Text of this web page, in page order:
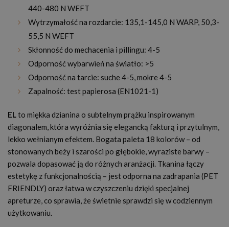
440-480 N WEFT
Wytrzymałość na rozdarcie: 135,1-145,0 N WARP, 50,3-
55,5 N WEFT
Skłonność do mechacenia i pillingu: 4-5
Odporność wybarwień na światło: >5
Odporność na tarcie: suche 4-5, mokre 4-5
Zapalność: test papierosa (EN1021-1)
ELto miękka dzianina o subtelnym prążku inspirowanym
diagonalem, która wyróżnia się elegancką fakturą i przytulnym,
lekko wełnianym efektem. Bogata paleta 18 kolorów – od
stonowanych beży i szarości po głębokie, wyraziste barwy –
pozwala dopasować ją do różnych aranżacji. Tkanina łączy
estetykę z funkcjonalnością – jest odporna na zadrapania (PET
FRIENDLY) oraz łatwa w czyszczeniu dzięki specjalnej
apreturze, co sprawia, że świetnie sprawdzi się w codziennym
użytkowaniu.